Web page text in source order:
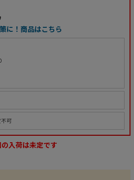
に！商品はこちら
可
入荷は未定です